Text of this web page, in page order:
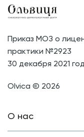
Приказ МОЗ о
практики №2923
30 декабря 2021
Olvica © 2026
О нас